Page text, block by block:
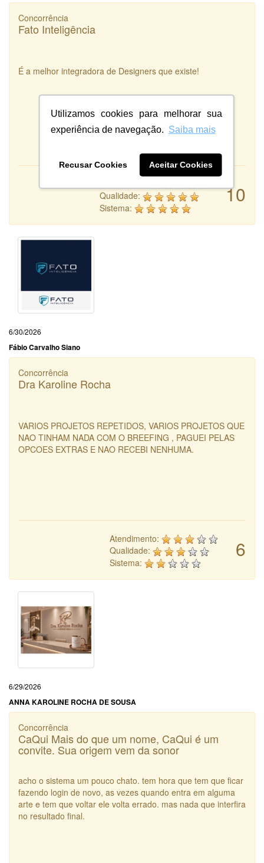
Utilizamos cookies para melhorar sua
experiência de navegação. Saiba mais
Recusar Cookies Aceitar Cookies
Concorrência
Fato Inteligência
É a melhor integradora de Designers que existe!
10
Qualidade:
Sistema:
6/30/2026
Fábio Carvalho Siano
Concorrência
Dra Karoline Rocha
VARIOS PROJETOS REPETIDOS, VARIOS PROJETOS QUE
NAO TINHAM NADA COM O BREEFING , PAGUEI PELAS
OPCOES EXTRAS E NAO RECEBI NENHUMA.
6
Atendimento:
Qualidade:
Sistema:
6/29/2026
ANNA KAROLINE ROCHA DE SOUSA
Concorrência
CaQui Mais do que um nome, CaQui é um
convite. Sua origem vem da sonor
acho o sistema um pouco chato. tem hora que tem que ficar
fazendo login de novo, as vezes quando entra em alguma
arte e tem que voltar ele volta errado. mas nada que interfira
no resultado final.